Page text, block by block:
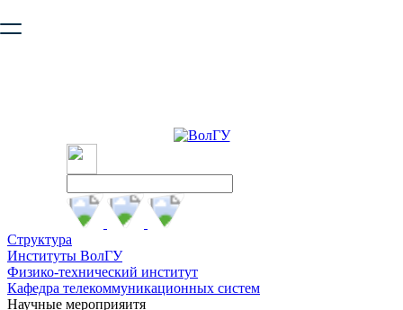
безопасную работу с сайтом. Пожалуйста
Структура
Институты ВолГУ
Физико-технический институт
Кафедра телекоммуникационных систем
Научные мероприяитя